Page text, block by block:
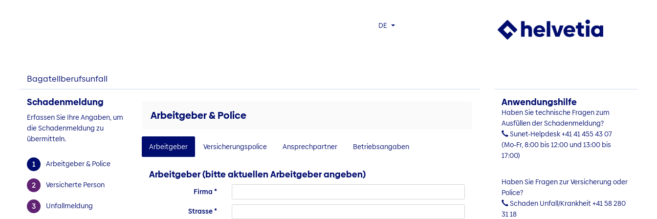
DE
Bagatellberufsunfall
Schadenmeldung
Erfassen Sie Ihre Angaben, um
die Schadenmeldung zu
übermitteln.
Arbeitgeber & Police
Versicherte Person
Unfallmeldung
Arbeitgeber & Police
Arbeitgeber Versicherungspolice Ansprechpartner Betriebsangaben
Arbeitgeber (bitte aktuellen Arbeitgeber angeben)
Firma
Strasse
Anwendungshilfe
Haben Sie technische Fragen zum
Ausfüllen der Schadenmeldung?
Sunet-Helpdesk +41 41 455 43 07
(Mo-Fr, 8:00 bis 12:00 und 13:00 bis
17:00)
Haben Sie Fragen zur Versicherung oder
Police?
Schaden Unfall/Krankheit +41 58 280
31 18